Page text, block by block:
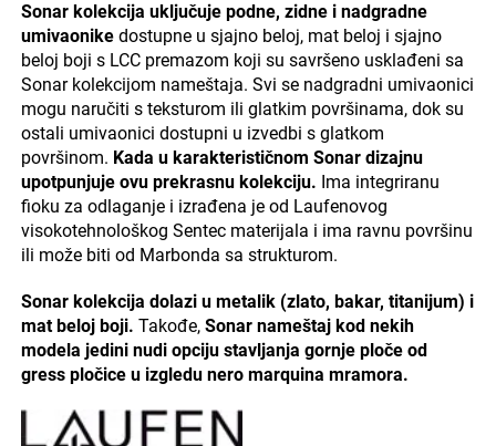
Sonar kolekcija uključuje podne, zidne i nadgradne
umivaonikedostupne u sjajno beloj, mat beloj i sjajno
beloj boji s LCC premazom koji su savršeno usklađeni sa
Sonar kolekcijom nameštaja. Svi se nadgradni umivaonici
mogu naručiti s teksturom ili glatkim površinama, dok su
ostali umivaonici dostupni u izvedbi s glatkom
površinom. Kada u karakterističnom Sonar dizajnu
upotpunjuje ovu prekrasnu kolekciju. Ima integriranu
fioku za odlaganje i izrađena je od Laufenovog
visokotehnološkog Sentec materijala i ima ravnu površinu
ili može biti od Marbonda sa strukturom.
Sonar kolekcija dolazi u metalik (zlato, bakar, titanijum) i
mat beloj boji. Takođe, Sonar nameštaj kod nekih
modela jedini nudi opciju stavljanja gornje ploče od
gress pločice u izgledu nero marquina mramora.